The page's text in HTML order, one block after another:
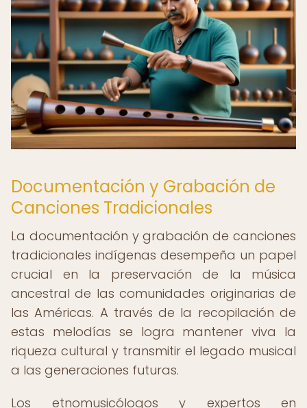
Documentación y Grabación de
Canciones Tradicionales
La documentación y grabación de canciones
tradicionales indígenas desempeña un papel
crucial en la preservación de la música
ancestral de las comunidades originarias de
las Américas. A través de la recopilación de
estas melodías se logra mantener viva la
riqueza cultural y transmitir el legado musical
a las generaciones futuras.
Los etnomusicólogos y expertos en